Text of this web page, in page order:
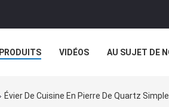
PRODUITS VIDÉOS AU SUJET DE
Évier De Cuisine En Pierre De Quartz